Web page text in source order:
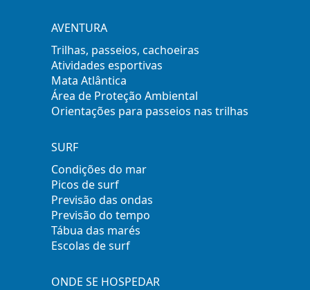
AVENTURA
Trilhas, passeios, cachoeiras
Atividades esportivas
Mata Atlântica
Área de Proteção Ambiental
Orientações para passeios nas trilhas
SURF
Condições do mar
Picos de surf
Previsão das ondas
Previsão do tempo
Tábua das marés
Escolas de surf
ONDE SE HOSPEDAR